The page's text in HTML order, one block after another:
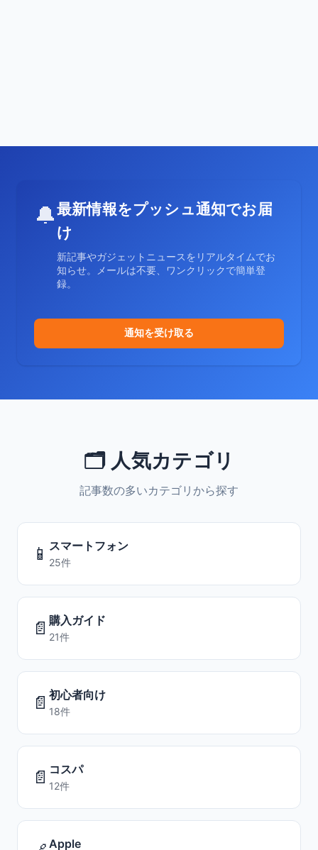
🔔最新情報をプッシュ通知でお届
け
新記事やガジェットニュースをリアルタイムでお
知らせ。メールは不要、ワンクリックで簡単登
録。
通知を受け取る
🗂️ 人気カテゴリ
記事数の多いカテゴリから探す
📱 スマートフォン
25件
📄 購入ガイド
21件
📄 初心者向け
18件
📄 コスパ
12件
Apple